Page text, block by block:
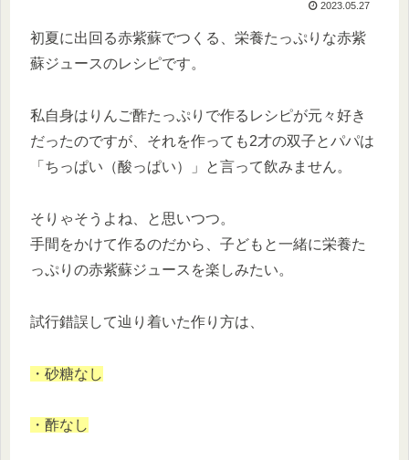
2023.05.27
初夏に出回る赤紫蘇でつくる、栄養たっぷりな赤紫
蘇ジュースのレシピです。
私自身はりんご酢たっぷりで作るレシピが元々好き
だったのですが、それを作っても2才の双子とパパは
「ちっぱい（酸っぱい）」と言って飲みません。
そりゃそうよね、と思いつつ。
手間をかけて作るのだから、子どもと一緒に栄養た
っぷりの赤紫蘇ジュースを楽しみたい。
試行錯誤して辿り着いた作り方は、
・砂糖なし
・酢なし